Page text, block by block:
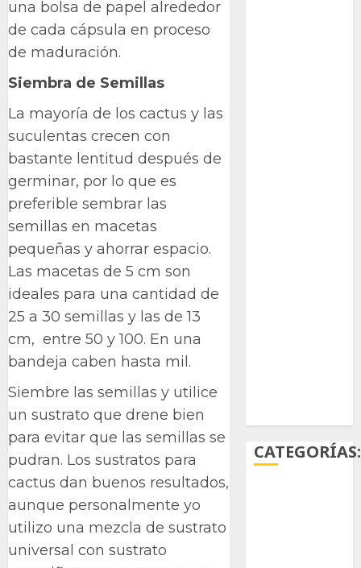
una bolsa de papel alrededor
de cada cápsula en proceso
de maduración.
Siembra de Semillas
La mayoría de los cactus y las
suculentas crecen con
bastante lentitud después de
germinar, por lo que es
preferible sembrar las
semillas en macetas
pequeñas y ahorrar espacio.
Las macetas de 5 cm son
ideales para una cantidad de
25 a 30 semillas y las de 13
cm, entre 50 y 100. En una
bandeja caben hasta mil.
Siembre las semillas y utilice
un sustrato que drene bien
para evitar que las semillas se
pudran. Los sustratos para
cactus dan buenos resultados,
aunque personalmente yo
utilizo una mezcla de sustrato
universal con sustrato
CATEGORÍAS: